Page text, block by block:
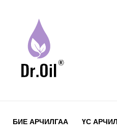
БИЕ АРЧИЛГАА ҮС